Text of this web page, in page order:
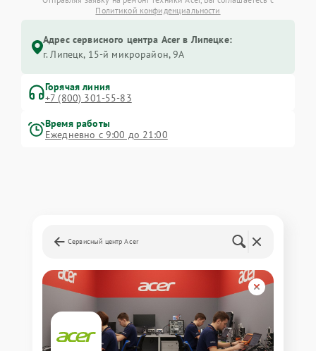
Политикой конфиденциальности
Адрес сервисного центра Acer в Липецке:
г. Липецк, 15-й микрорайон, 9А
Горячая линия
+7 (800) 301-55-83
Время работы
Ежедневно с 9:00 до 21:00
Сервисный центр Acer